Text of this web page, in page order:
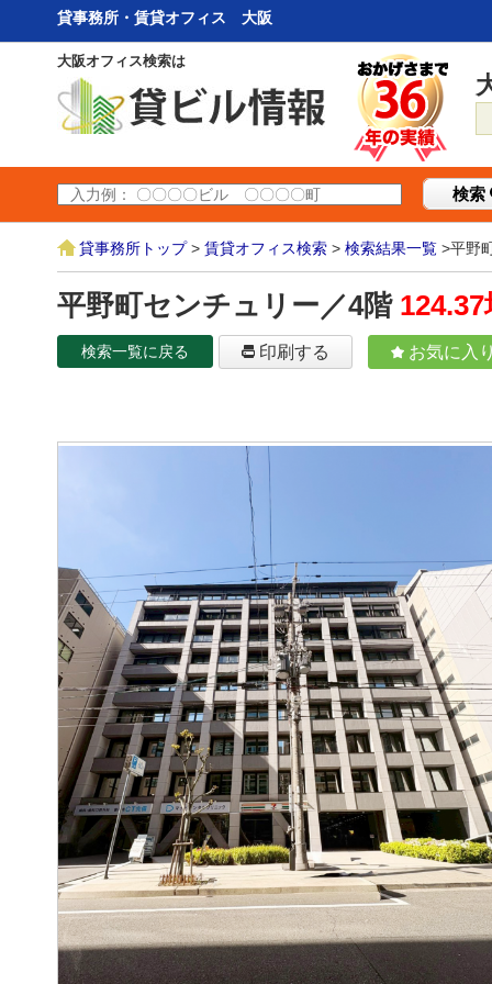
貸事務所・賃貸オフィス 大阪
大阪オフィス検索は
検索
貸事務所トップ> 賃貸オフィス検索 > 検索結果一覧 >平野
平野町センチュリー／4階 124.37
検索一覧に戻る 印刷する お気に入